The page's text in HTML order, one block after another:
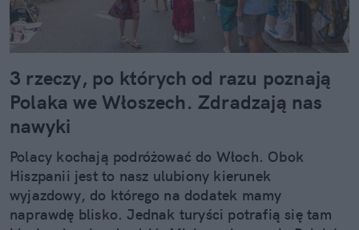
3 rzeczy, po których od razu poznają
Polaka we Włoszech. Zdradzają nas
nawyki
Polacy kochają podróżować do Włoch. Obok
Hiszpanii jest to nasz ulubiony kierunek
wyjazdowy, do którego na dodatek mamy
naprawdę blisko. Jednak turyści potrafią się tam